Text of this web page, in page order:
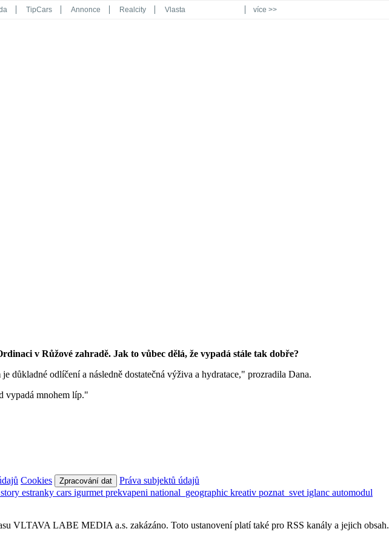
TipCars Annonce Realcity Vlasta více >>
v Růžové zahradě. Jak to vůbec dělá, že vypadá stále tak dobře?
důkladné odlíčení a následně dostatečná výživa a hydratace," prozradila Dana.
vypadá mnohem líp."
Cookies Zpracování dat
Práva subjektů údajů
story estranky cars igurmet prekvapeni national_geographic kreativ poznat_svet iglanc automodul
VLTAVA LABE MEDIA a.s. zakázáno. Toto ustanovení platí také pro RSS kanály a jejich obsah.